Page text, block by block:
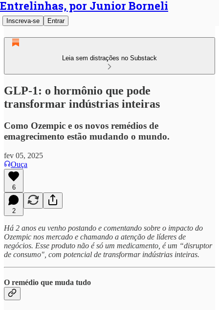
Entrelinhas, por Junior Borneli
Inscreva-se Entrar
Leia sem distrações no Substack
GLP-1: o hormônio que pode
transformar indústrias inteiras
Como Ozempic e os novos remédios de
emagrecimento estão mudando o mundo.
fev 05, 2025
Ouça
6
2
Há 2 anos eu venho postando e comentando sobre o impacto do
Ozempic nos mercado e chamando a atenção de líderes de
negócios. Esse produto não é só um medicamento, é um “disruptor
de consumo", com potencial de transformar indústrias inteiras.
O remédio que muda tudo